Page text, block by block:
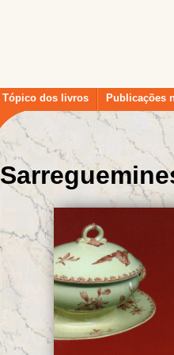
Tópico dos livros Publicações